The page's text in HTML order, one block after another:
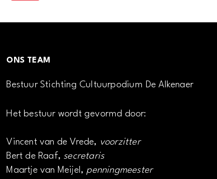
ONS TEAM
Bestuur Stichting Cultuurpodium De Alkenaer
Het bestuur wordt gevormd door:
Vincent van de Vrede, voorzitter
Bert de Raaf, secretaris
Maartje van Meijel, penningmeester